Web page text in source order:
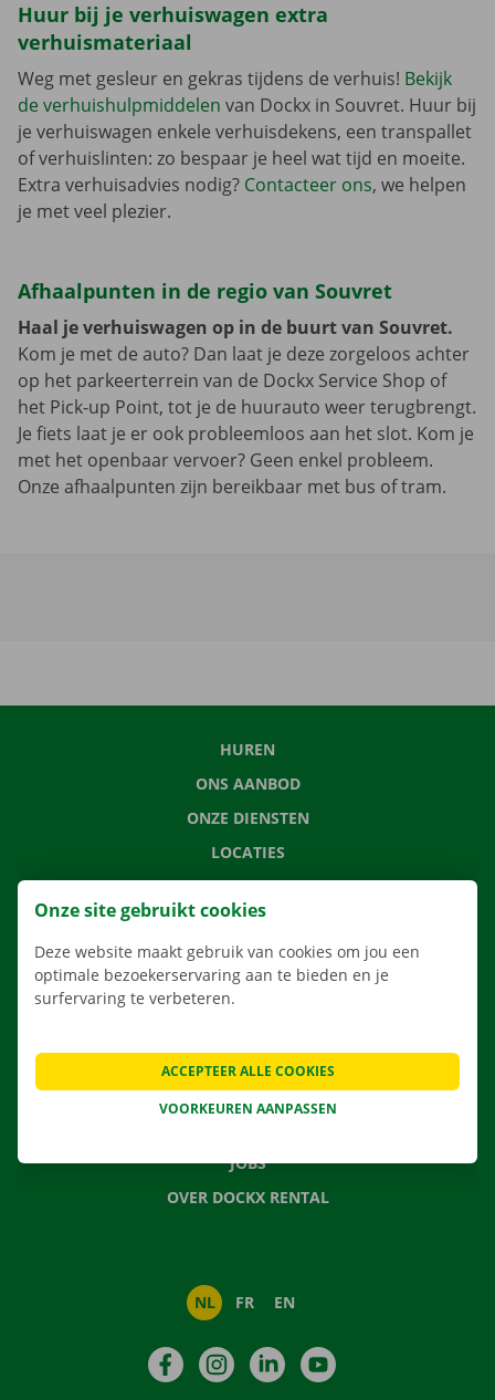
Huur bij je verhuiswagen extra
verhuismateriaal
Weg met gesleur en gekras tijdens de verhuis! Bekijk
de verhuishulpmiddelen van Dockx in Souvret. Huur bij
je verhuiswagen enkele verhuisdekens, een transpallet
of verhuislinten: zo bespaar je heel wat tijd en moeite.
Extra verhuisadvies nodig? Contacteer ons, we helpen
je met veel plezier.
Afhaalpunten in de regio van Souvret
Haal je verhuiswagen op in de buurt van Souvret.
Kom je met de auto? Dan laat je deze zorgeloos achter
op het parkeerterrein van de Dockx Service Shop of
het Pick-up Point, tot je de huurauto weer terugbrengt.
Je fiets laat je er ook probleemloos aan het slot. Kom je
met het openbaar vervoer? Geen enkel probleem.
Onze afhaalpunten zijn bereikbaar met bus of tram.
HUREN
ONS AANBOD
ONZE DIENSTEN
LOCATIES
APP
VERHUISOPLOSSINGEN
VEELGESTELDE VRAGEN
NIEUWS
JOBS
OVER DOCKX RENTAL
NL FR EN
FacebookInstagramLinkedIn
Onze site gebruikt cookies
Deze website maakt gebruik van cookies om jou een
optimale bezoekerservaring aan te bieden en je
surfervaring te verbeteren.
VOORKEUREN AANPASSEN
ACCEPTEER ALLE COOKIES